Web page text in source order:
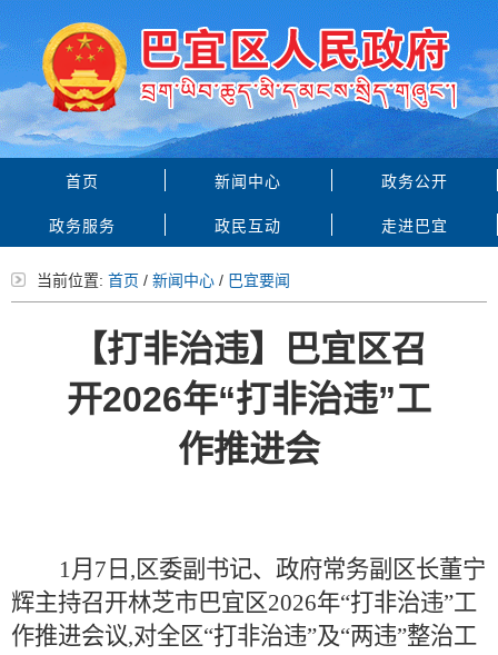
首页 新闻中心 政务公开
政务服务 政民互动 走进巴宜
当前位置: 首页 / 新闻中心 / 巴宜要闻
【打非治违】巴宜区召
开2026年“打非治违”工
作推进会
1月7日,区委副书记、政府常务副区长董宁
辉主持召开林芝市巴宜区2026年“打非治违”工
作推进会议,对全区“打非治违”及“两违”整治工